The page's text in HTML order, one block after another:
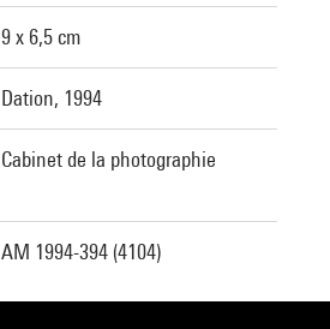
9 x 6,5 cm
Dation, 1994
Cabinet de la photographie
AM 1994-394 (4104)